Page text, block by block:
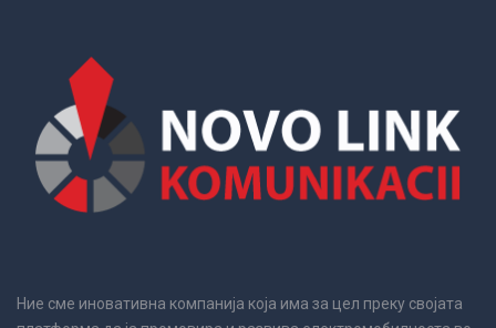
Ние сме иновативна компанија која има за цел преку својата